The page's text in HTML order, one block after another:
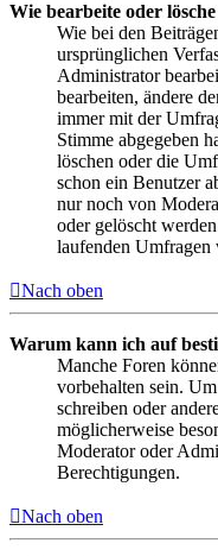
Wie bearbeite oder
Wie bei den
ursprünglichen
Administrator
bearbeiten, ändere
immer mit der
Stimme abgegeben
löschen oder die
schon ein Benutzer
nur noch von
oder gelöscht
laufenden Umfragen
Nach oben
Warum kann ich auf
Manche Foren
vorbehalten sein.
schreiben oder
möglicherweise
Moderator oder
Berechtigungen.
Nach oben